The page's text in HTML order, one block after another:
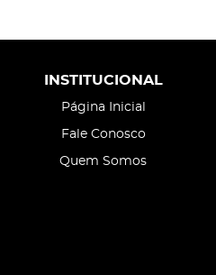
INSTITUCIONAL
Página Inicial
Fale Conosco
Quem Somos